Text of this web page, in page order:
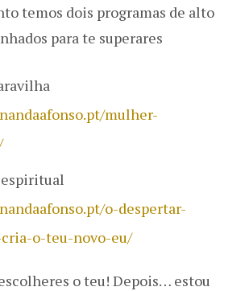
temos dois programas de alto
para te superares
mulher-
o-despertar-
o-teu-novo-eu/
o teu! Depois… estou